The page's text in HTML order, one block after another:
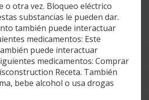
o otra vez. Bloqueo eléctrico
substancias le pueden dar.
también puede interactuar
medicamentos: Este
puede interactuar
medicamentos: Comprar
Receta. También
bebe alcohol o usa drogas